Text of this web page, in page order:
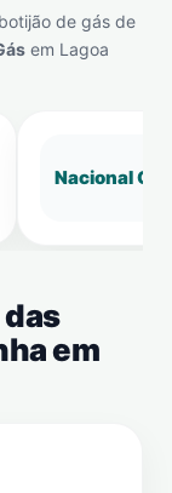
de gás de
em Lagoa
Nacional Gás
em